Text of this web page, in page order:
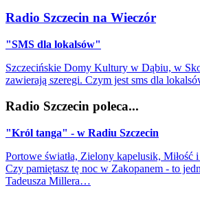
Radio Szczecin na Wieczór
"SMS dla lokalsów"
Szczecińskie Domy Kultury w Dąbiu, w
zawierają szeregi. Czym jest sms dla
Radio Szczecin poleca...
"Król tanga" - w Radiu Szczecin
Portowe światła, Zielony kapelusik, Miłość
Czy pamiętasz tę noc w Zakopanem - to
Tadeusza Millera…